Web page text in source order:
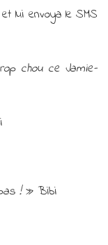
lui envoya le SMS
chou ce Jamie-
!» Bibi